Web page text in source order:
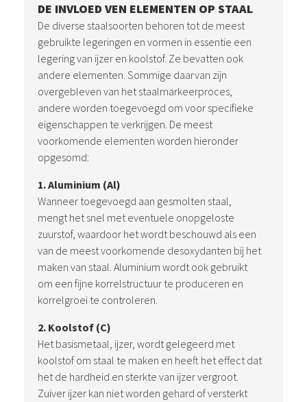
DE INVLOED VEN ELEMENTEN OP STAAL
De diverse staalsoorten behoren tot de meest
gebruikte legeringen en vormen in essentie een
legering van ijzer en koolstof. Ze bevatten ook
andere elementen. Sommige daarvan zijn
overgebleven van het staalmarkeerproces,
andere worden toegevoegd om voor specifieke
eigenschappen te verkrijgen. De meest
voorkomende elementen worden hieronder
opgesomd:
1. Aluminium (Al)
Wanneer toegevoegd aan gesmolten staal,
mengt het snel met eventuele onopgeloste
zuurstof, waardoor het wordt beschouwd als een
van de meest voorkomende desoxydanten bij het
maken van staal. Aluminium wordt ook gebruikt
om een fijne korrelstructuur te produceren en
korrelgroei te controleren.
2. Koolstof (C)
Het basismetaal, ijzer, wordt gelegeerd met
koolstof om staal te maken en heeft het effect dat
het de hardheid en sterkte van ijzer vergroot.
Zuiver ijzer kan niet worden gehard of versterkt